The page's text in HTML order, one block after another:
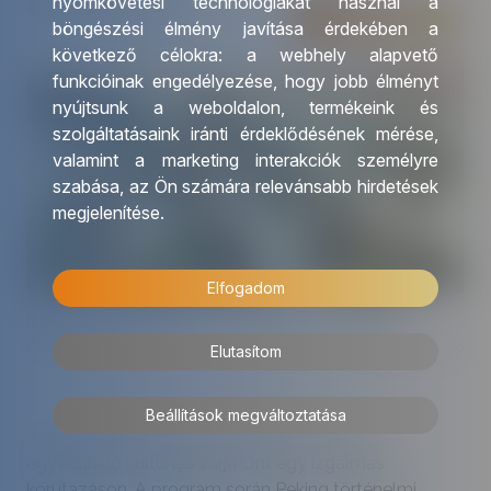
böngészési élmény javítása érdekében a
következő célokra: a webhely alapvető
funkcióinak engedélyezése, hogy jobb élményt
nyújtsunk a weboldalon,termékeink és
szolgáltatásaink iránti érdeklődésének mérése,
valamint a marketing interakciók személyre
szabása, az Ön számára relevánsabb hirdetések
megjelenítése.
Elfogadom
Elutasítom
Beállítások megváltoztatása
ország lenyűgöző élmény. A körutazás a
legfontosabb látnivalókat ismerteti Peking, X’ian,
Sanghaj útvonalon.
További érdekességekért Kínáról kattintson ide
899 000 Ft-tól/fő
Részletek
Kína
Kína gazdag történelme, lenyűgöző tájai és